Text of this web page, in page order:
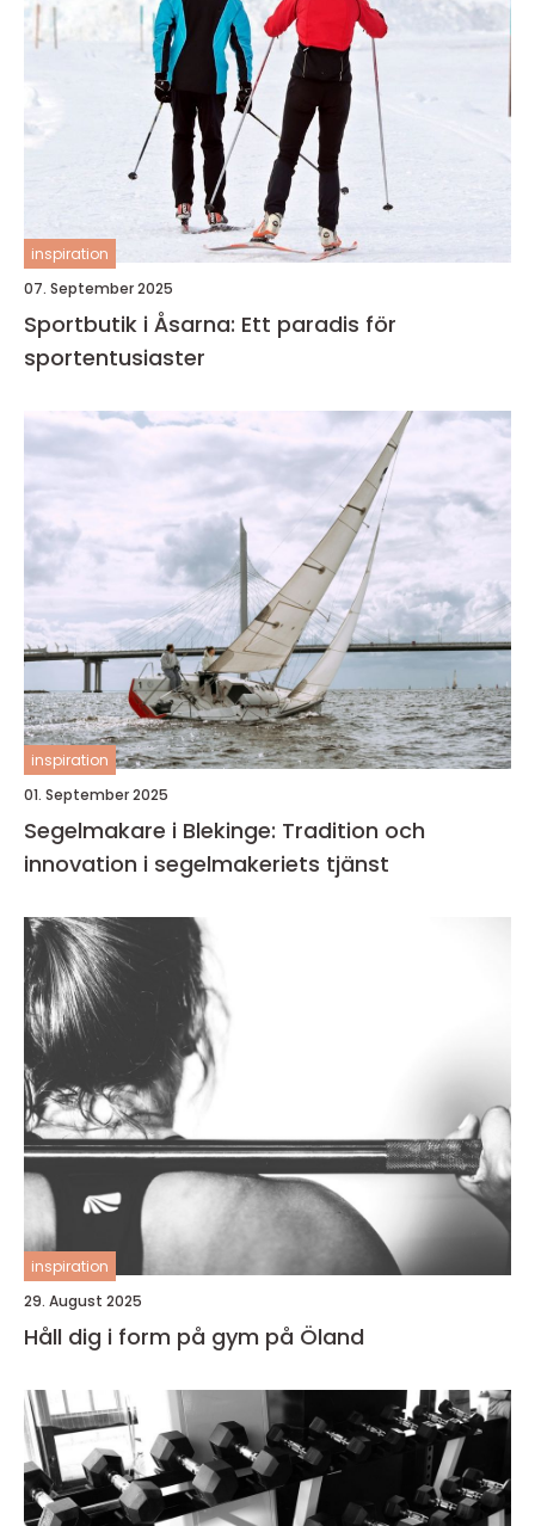
inspiration
07. September 2025
Sportbutik i Åsarna: Ett paradis för
sportentusiaster
inspiration
01. September 2025
Segelmakare i Blekinge: Tradition och
innovation i segelmakeriets tjänst
inspiration
29. August 2025
Håll dig i form på gym på Öland